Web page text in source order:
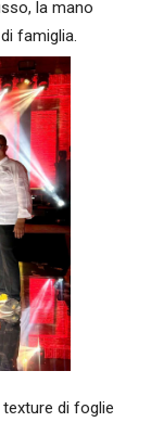
la mano
famiglia.
di foglie